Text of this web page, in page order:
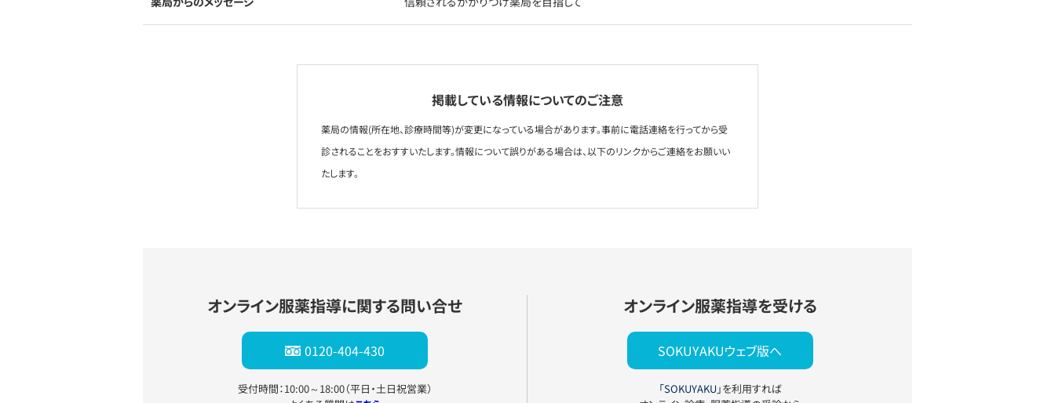
掲載している情報についてのご注意
薬局の情報(所在地、診療時間等)が変更になっている場合があります。事前に電話連絡を行ってから受
診されることをおすすいたします。情報について誤りがある場合は、以下のリンクからご連絡をお願いい
たします。
オンライン服薬指導に関する問い合せ
0120-404-430
受付時間：10:00～18:00（平日・土日祝営業）
オンライン服薬指導を受ける
SOKUYAKUウェブ版へ
「SOKUYAKU」を利用すれば